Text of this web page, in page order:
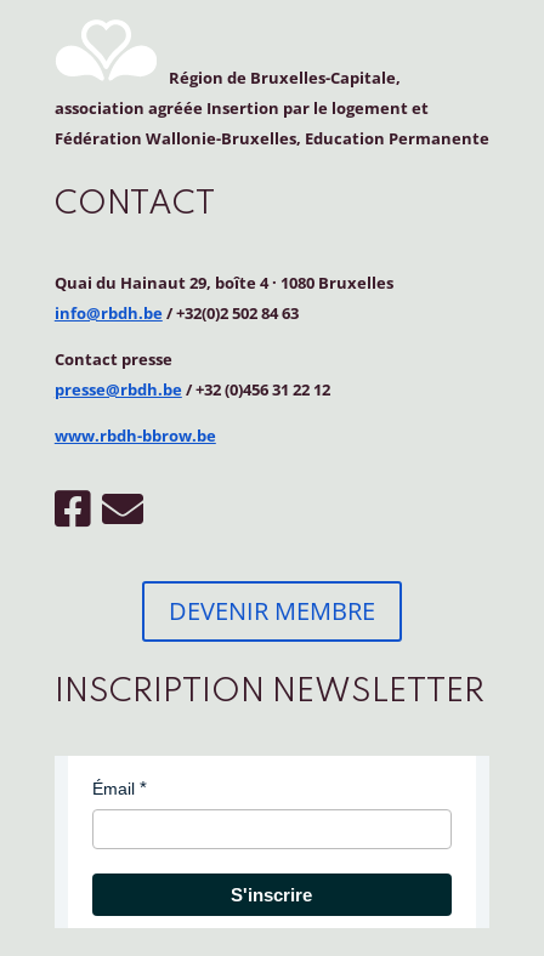
Région de Bruxelles-Capitale,
association agréée Insertion par le logement et
Fédération Wallonie-Bruxelles, Education Permanente
CONTACT
Quai du Hainaut 29, boîte 4· 1080 Bruxelles
info@rbdh.be/ +32(0)2 502 84 63
Contact presse
presse@rbdh.be/ +32 (0)456 31 22 12
www.rbdh-bbrow.be
DEVENIR MEMBRE
INSCRIPTION NEWSLETTER
Émail
S'inscrire